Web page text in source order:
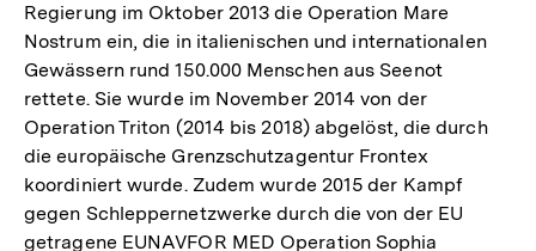
Regierung im Oktober 2013 die Operation Mare
Nostrum ein, die in italienischen und internationalen
Gewässern rund 150.000 Menschen aus Seenot
rettete. Sie wurde im November 2014 von der
Operation Triton (2014 bis 2018) abgelöst, die durch
die europäische Grenzschutzagentur Frontex
koordiniert wurde. Zudem wurde 2015 der Kampf
gegen Schleppernetzwerke durch die von der EU
getragene EUNAVFOR MED Operation Sophia